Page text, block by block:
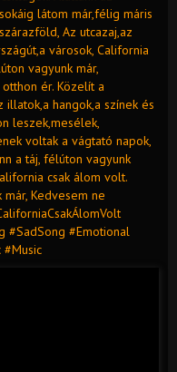
látom már,félig máris
Az utcazaj,az
városok, California
vagyunk már,
ér. Közelít a
hangok,a színek és
leszek,mesélek,
voltak a vágtató napok,
a táj, félúton vagyunk
csak álom volt.
Kedvesem ne
#SadSong #Emotional